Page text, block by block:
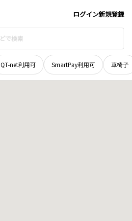
ログイン新規登録
QT-net利用可 SmartPay利用可 車椅子